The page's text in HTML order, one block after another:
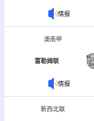
情报
澳南甲
富勒姆联
情报
新西北联